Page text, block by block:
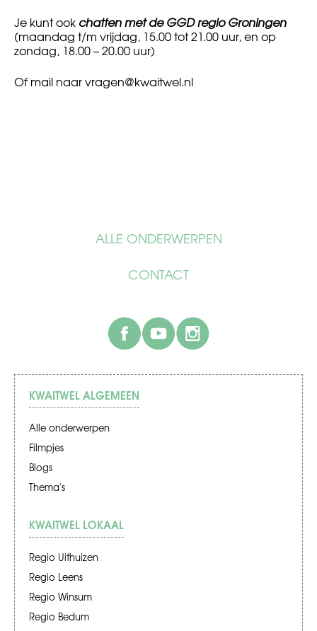
ALLE ONDERWERPEN
CONTACT
facebook
Je kunt ook chatten met de GGD regio Groningen
(maandag t/m vrijdag, 15.00 tot 21.00 uur, en op
zondag, 18.00 – 20.00 uur)
Of mail naarvragen@kwaitwel.nl
KWAITWEL ALGEMEEN
Alle onderwerpen
Filmpjes
Blogs
Thema's
KWAITWEL LOKAAL
Regio Uithuizen
Regio Leens
Regio Winsum
Regio Bedum